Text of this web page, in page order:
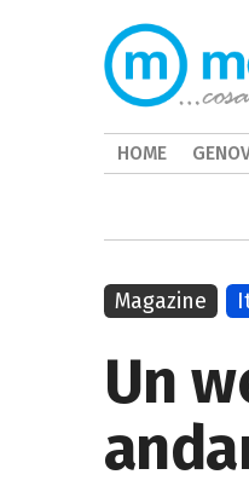
Un
Magazine
HOME